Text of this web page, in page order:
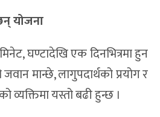
योजना
घण्टादेखि एक दिनभित्रमा हुन
मान्छे, लागुपदार्थको प्रयोग र
व्यक्तिमा यस्तो बढी हुन्छ ।